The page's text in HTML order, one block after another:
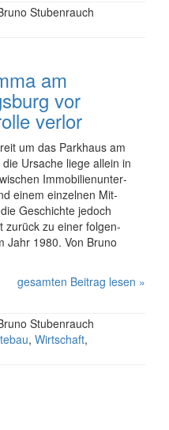
Stubenrauch
am
vor
verlor
um das Parkhaus am
Ursache liege allein in
Immobilien­unter­
einem einzelnen Mit­
Geschichte jedoch
zurück zu einer folgen­
Jahr 1980. Von Bruno
gesamten Beitrag lesen »
Stubenrauch
, Wirtschaft,